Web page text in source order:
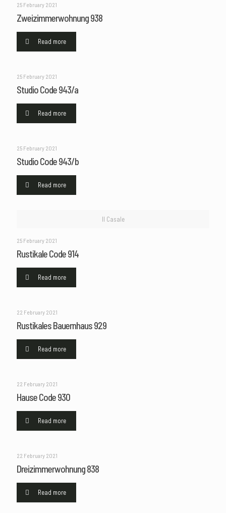
25 February 2021
Zweizimmerwohnung 938
Read more
25 February 2021
Studio Code 943/a
Read more
25 February 2021
Studio Code 943/b
Read more
Il Casale
25 February 2021
Rustikale Code 914
Read more
22 February 2021
Rustikales Bauernhaus 929
Read more
22 February 2021
Hause Code 930
Read more
22 February 2021
Dreizimmerwohnung 838
Read more